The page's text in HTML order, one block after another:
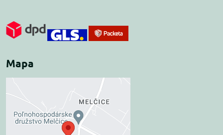
Mapa
Externý obsah je
blokovaný Voľbami
súkromia